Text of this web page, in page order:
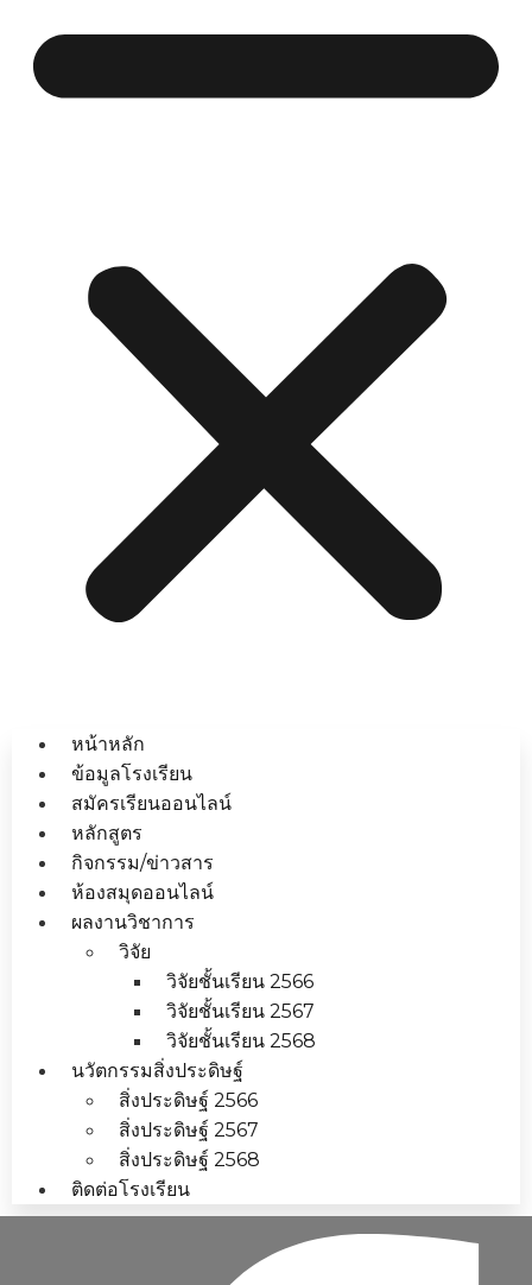
หน้าหลัก
ข้อมูลโรงเรียน
สมัครเรียนออนไลน์
หลักสูตร
กิจกรรม/ข่าวสาร
ห้องสมุดออนไลน์
ผลงานวิชาการ
วิจัย
วิจัยชั้นเรียน 2566
วิจัยชั้นเรียน 2567
วิจัยชั้นเรียน 2568
นวัตกรรมสิ่งประดิษฐ์
สิ่งประดิษฐ์ 2566
สิ่งประดิษฐ์ 2567
สิ่งประดิษฐ์ 2568
ติดต่อโรงเรียน